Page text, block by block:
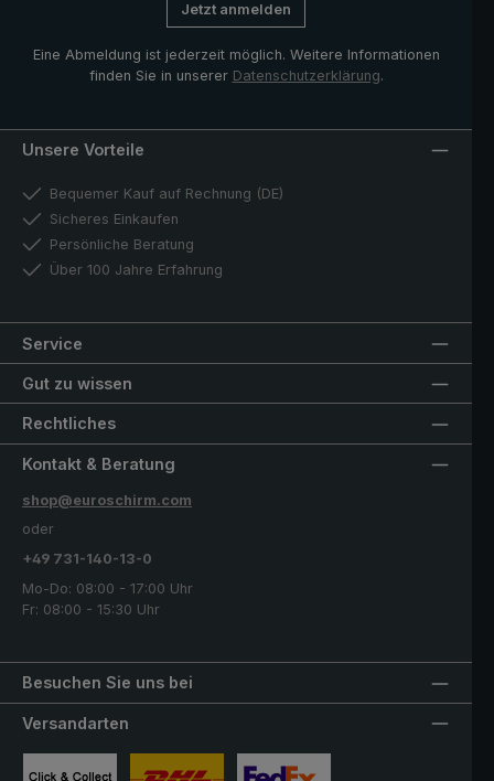
Jetzt anmelden
Eine Abmeldung ist jederzeit möglich. Weitere Informationen
finden Sie in unserer Datenschutzerklärung.
Unsere Vorteile
Bequemer Kauf auf Rechnung (DE)
Sicheres Einkaufen
Persönliche Beratung
Über 100 Jahre Erfahrung
Service
Gut zu wissen
Rechtliches
Besuchen Sie uns bei
Kontakt & Beratung
shop@euroschirm.com
oder
+49 731-140-13-0
Mo-Do: 08:00 - 17:00 Uhr
Fr: 08:00 - 15:30 Uhr
Versandarten